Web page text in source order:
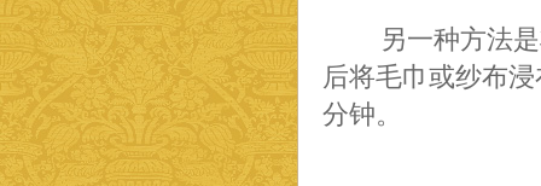
另一种方法是
后将毛巾或纱布
分钟。